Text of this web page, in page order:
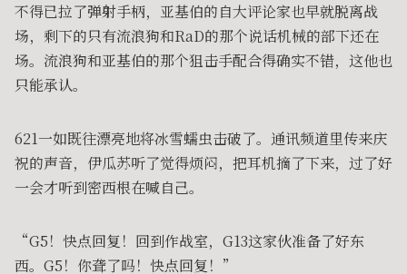
不得已拉了弹射手柄，亚基伯的自大评论家也早就脱离战
场，剩下的只有流浪狗和RaD的那个说话机械的部下还在
场。流浪狗和亚基伯的那个狙击手配合得确实不错，这他也
只能承认。
621一如既往漂亮地将冰雪蠕虫击破了。通讯频道里传来庆
祝的声音，伊瓜苏听了觉得烦闷，把耳机摘了下来，过了好
一会才听到密西根在喊自己。
“G5！快点回复！回到作战室，G13这家伙准备了好东
西。G5！你聋了吗！快点回复！”